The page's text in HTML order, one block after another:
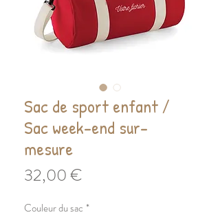
Sac de sport enfant /
Sac week-end sur-
mesure
32,00 €
Couleur du sac *